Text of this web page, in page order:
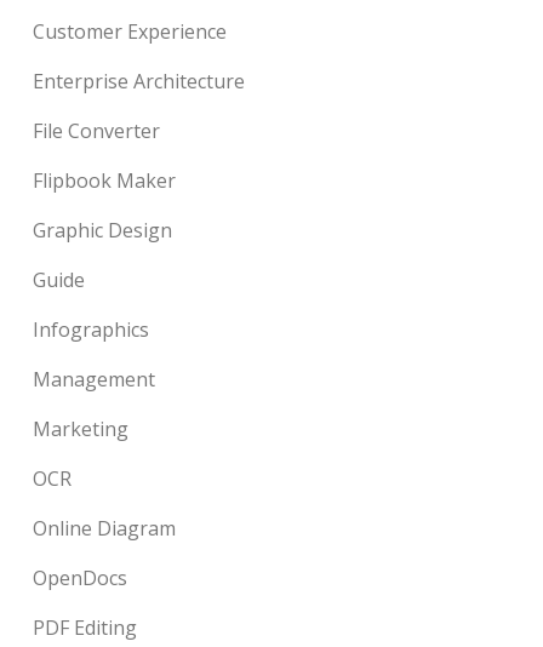
Customer Experience
Enterprise Architecture
File Converter
Flipbook Maker
Graphic Design
Guide
Infographics
Management
Marketing
OCR
Online Diagram
OpenDocs
PDF Editing